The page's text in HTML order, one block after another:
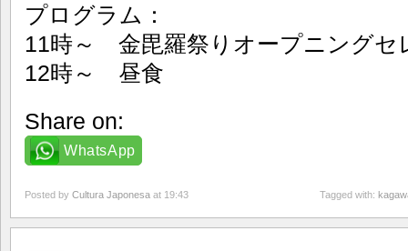
プログラム：
11時～ 金毘羅祭りオープニングセ
12時～ 昼食
Share on:
WhatsApp
Posted by Cultura Japonesa at 19:43 Tagged with: